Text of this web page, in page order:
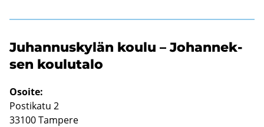
Ju­han­nus­ky­län koulu – Jo­han­nek­
sen kou­lu­ta­lo
Osoi­te:
Pos­ti­ka­tu 2
33100 Tam­pe­re